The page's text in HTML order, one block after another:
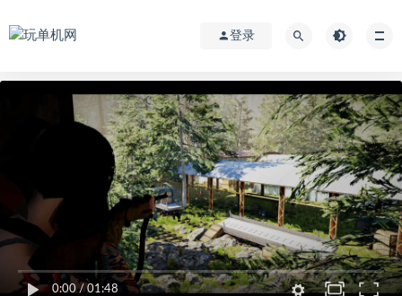
登录
0:00/01:48